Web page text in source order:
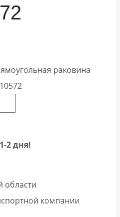
раковина
2 дня!
области
компании